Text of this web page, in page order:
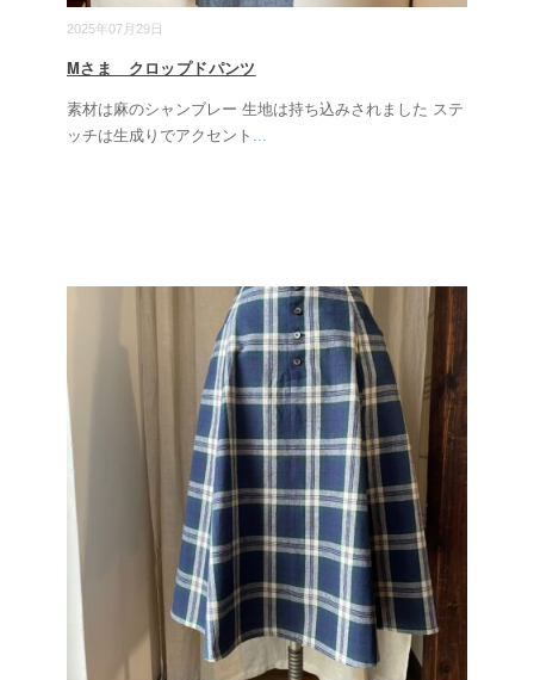
2025年07月29日
Mさま クロップドパンツ
素材は麻のシャンブレー 生地は持ち込みされました ステ
ッチは生成りでアクセント ...